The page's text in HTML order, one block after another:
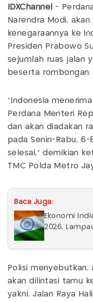
IDXChannel -
Narendra Modi,
kenegaraannya ke
Presiden Prabowo
sejumlah ruas jalan
beserta rombongan.
“Indonesia
Perdana Menteri
dan akan diadakan
pada Senin-Rabu,
selesai,” demikian
TMC Polda Metro
Baca Juga:
Ekonomi
2026,
Polisi menyebutkan,
akan dilintasi tamu
yakni, Jalan Raya